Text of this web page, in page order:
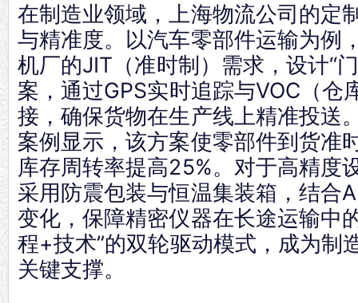
在制造业领域，上海物流公司的定
与精准度。以汽车零部件运输为例
机厂的JIT（准时制）需求，设计“
案，通过GPS实时追踪与VOC（仓
接，确保货物在生产线上精准投送
案例显示，该方案使零部件到货准
库存周转率提高25%。对于高精度
采用防震包装与恒温集装箱，结合
变化，保障精密仪器在长途运输中
程+技术”的双轮驱动模式，成为制
关键支撑。